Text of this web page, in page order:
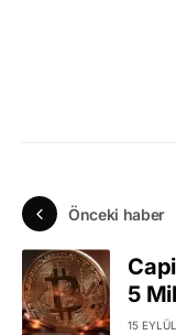
Önceki haber
5
15